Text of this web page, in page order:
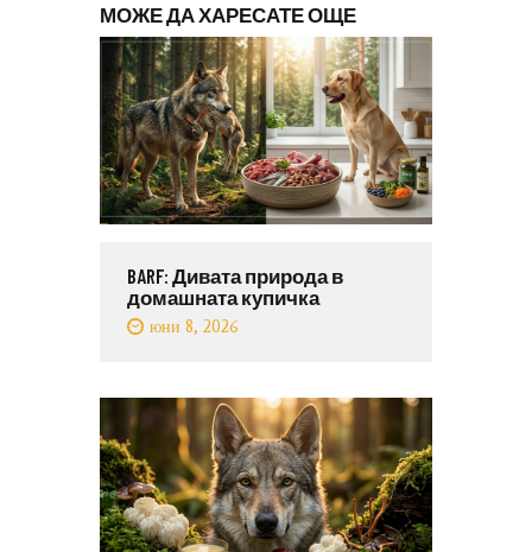
МОЖЕ ДА ХАРЕСАТЕ ОЩЕ
BARF: Дивата природа в
домашната купичка
юни 8, 2026